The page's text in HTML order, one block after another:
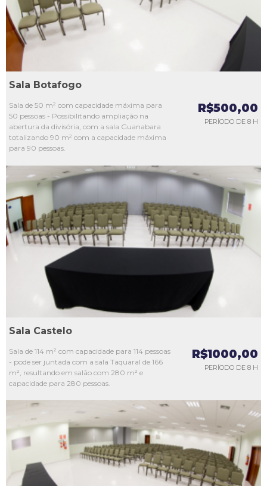
Sala Botafogo
Sala de 50 m² com capacidade máxima para
50 pessoas - Possibilitando ampliação na
abertura da divisória, com a sala Guanabara
totalizando 90 m² com a capacidade máxima
para 90 pessoas.
R$500,00
PERÍODO DE 8 H
L2
L3
L4
Sala Castelo
Sala de 114 m² com capacidade para 114 pessoas
- pode ser juntada com a sala Taquaral de 166
m², resultando em salão com 280 m² e
capacidade para 280 pessoas.
R$1000,00
PERÍODO DE 8 H
L3
L4